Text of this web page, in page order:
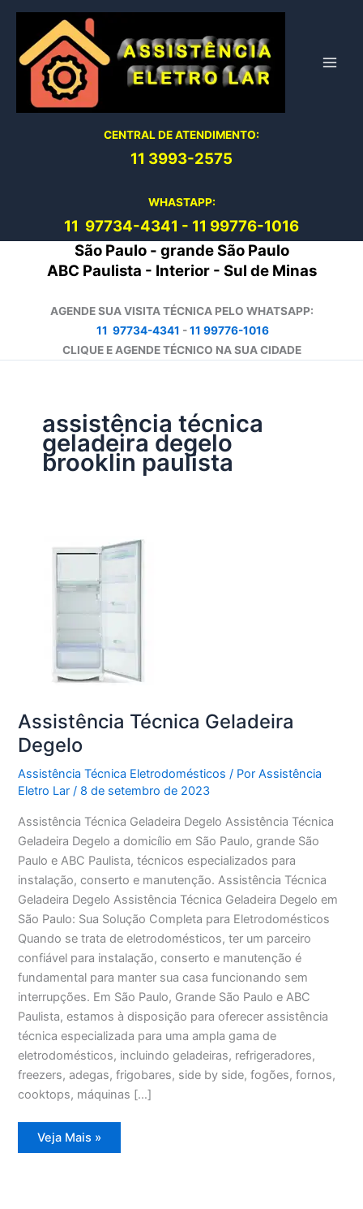
conteúdo
CENTRAL DE ATENDIMENTO:
11 3993-2575
WHASTAPP:
11 97734-4341 - 11 99776-1016
São Paulo - grande São Paulo
ABC Paulista - Interior - Sul de Minas
AGENDE SUA VISITA TÉCNICA PELO WHATSAPP:
11 97734-4341 -11 99776-1016
CLIQUE E AGENDE TÉCNICO NA SUA CIDADE
assistência técnica
geladeira degelo
brooklin paulista
Assistência Técnica Geladeira
Degelo
Assistência Técnica Eletrodomésticos / PorAssistência
Eletro Lar/ 8 de setembro de 2023
Assistência Técnica Geladeira Degelo Assistência Técnica
Geladeira Degelo a domicílio em São Paulo, grande São
Paulo e ABC Paulista, técnicos especializados para
instalação, conserto e manutenção. Assistência Técnica
Geladeira Degelo Assistência Técnica Geladeira Degelo em
São Paulo: Sua Solução Completa para Eletrodomésticos
Quando se trata de eletrodomésticos, ter um parceiro
confiável para instalação, conserto e manutenção é
fundamental para manter sua casa funcionando sem
interrupções. Em São Paulo, Grande São Paulo e ABC
Paulista, estamos à disposição para oferecer assistência
técnica especializada para uma ampla gama de
eletrodomésticos, incluindo geladeiras, refrigeradores,
freezers, adegas, frigobares, side by side, fogões, fornos,
cooktops, máquinas […]
Assistência
Técnica
Veja Mais »